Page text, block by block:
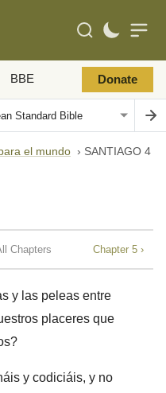
BBE Donate
el mundo › SANTIAGO 4
Chapters Chapter 5 ›
y las peleas entre
placeres que
y codiciáis, y no